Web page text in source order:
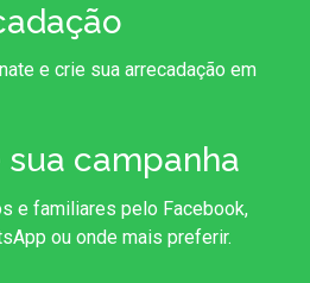
e crie sua arrecadação em
campanha
e familiares pelo Facebook,
ou onde mais preferir.